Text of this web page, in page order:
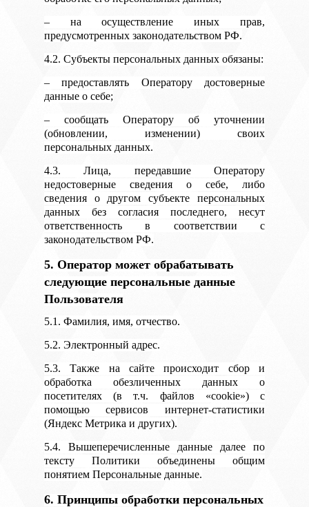
– на осуществление иных прав,
предусмотренных законодательством РФ.
4.2. Субъекты персональных данных обязаны:
– предоставлять Оператору достоверные
данные о себе;
– сообщать Оператору об уточнении
(обновлении, изменении) своих
персональных данных.
4.3. Лица, передавшие Оператору
недостоверные сведения о себе, либо
сведения о другом субъекте персональных
данных без согласия последнего, несут
ответственность в соответствии с
законодательством РФ.
5. Оператор может обрабатывать
следующие персональные данные
Пользователя
5.1. Фамилия, имя, отчество.
5.2. Электронный адрес.
5.3. Также на сайте происходит сбор и
обработка обезличенных данных о
посетителях (в т.ч. файлов «cookie») с
помощью сервисов интернет-статистики
(Яндекс Метрика и других).
5.4. Вышеперечисленные данные далее по
тексту Политики объединены общим
понятием Персональные данные.
6. Принципы обработки персональных